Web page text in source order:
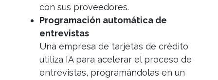
con sus proveedores.
Programación automática de
entrevistas
Una empresa de tarjetas de crédito
utiliza IA para acelerar el proceso de
entrevistas, programándolas en un